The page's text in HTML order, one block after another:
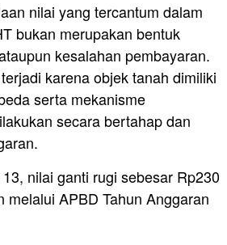
nilai yang tercantum dalam
bukan merupakan bentuk
kesalahan pembayaran.
karena objek tanah dimiliki
serta mekanisme
secara bertahap dan
nilai ganti rugi sebesar Rp230
melalui APBD Tahun Anggaran